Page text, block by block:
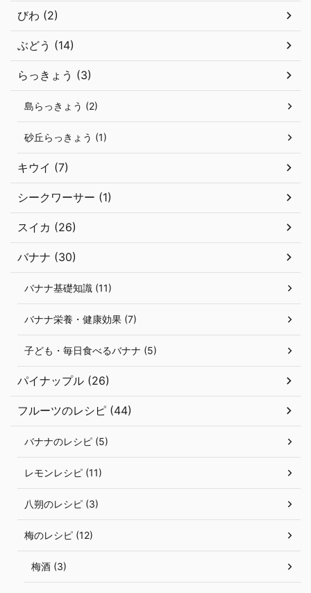
びわ (2)
ぶどう (14)
らっきょう (3)
島らっきょう (2)
砂丘らっきょう (1)
キウイ (7)
シークワーサー (1)
スイカ (26)
バナナ (30)
バナナ基礎知識 (11)
バナナ栄養・健康効果 (7)
子ども・毎日食べるバナナ (5)
パイナップル (26)
フルーツのレシピ (44)
バナナのレシピ (5)
レモンレシピ (11)
八朔のレシピ (3)
梅のレシピ (12)
梅酒 (3)